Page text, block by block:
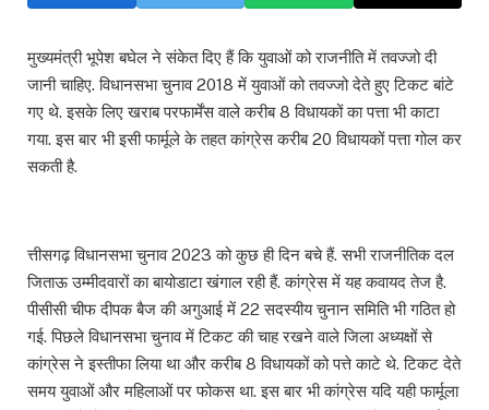
मुख्यमंत्री भूपेश बघेल ने संकेत दिए हैं कि युवाओं को राजनीति में तवज्जो दी
जानी चाहिए. विधानसभा चुनाव 2018 में युवाओं को तवज्जो देते हुए टिकट बांटे
गए थे. इसके लिए खराब परफार्मेंस वाले करीब 8 विधायकों का पत्ता भी काटा
गया. इस बार भी इसी फार्मूले के तहत कांग्रेस करीब 20 विधायकों पत्ता गोल कर
सकती है.
त्तीसगढ़ विधानसभा चुनाव 2023 को कुछ ही दिन बचे हैं. सभी राजनीतिक दल
जिताऊ उम्मीदवारों का बायोडाटा खंगाल रही हैं. कांग्रेस में यह कवायद तेज है.
पीसीसी चीफ दीपक बैज की अगुआई में 22 सदस्यीय चुनान समिति भी गठित हो
गई. पिछले विधानसभा चुनाव में टिकट की चाह रखने वाले जिला अध्यक्षों से
कांग्रेस ने इस्तीफा लिया था और करीब 8 विधायकों को पत्ते काटे थे. टिकट देते
समय युवाओं और महिलाओं पर फोकस था. इस बार भी कांग्रेस यदि यही फार्मूला